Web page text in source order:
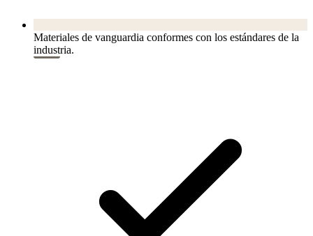
Materiales de vanguardia conformes con los estándares de la
industria.